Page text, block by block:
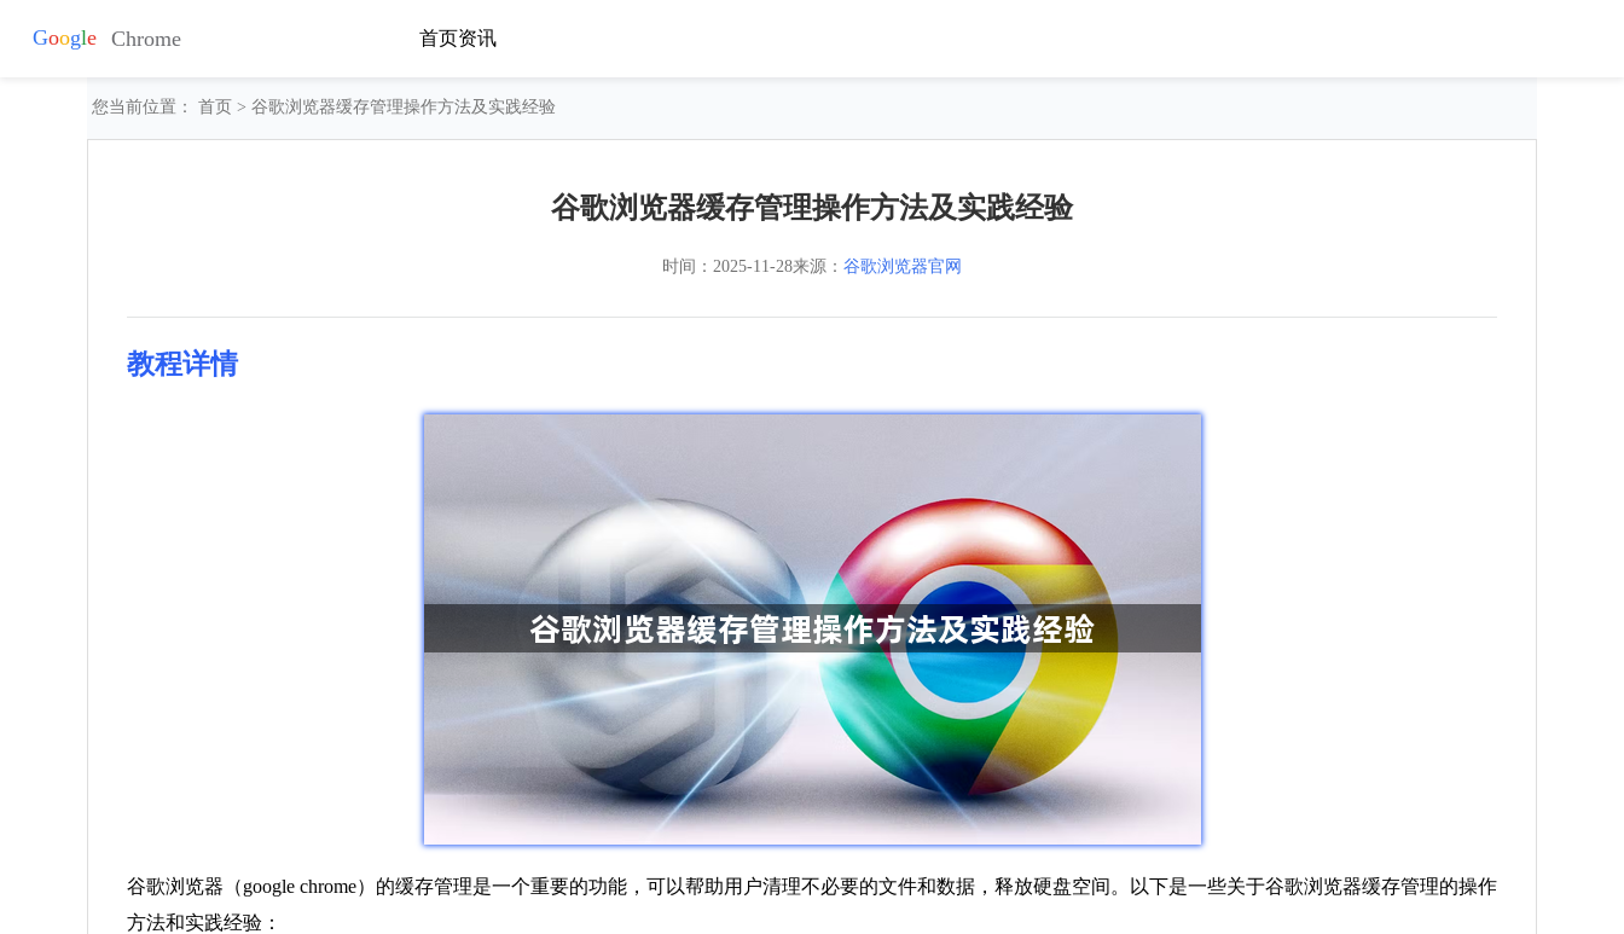
首页资讯
您当前位置： 首页 > 谷歌浏览器缓存管理操作方法及实践经验
谷歌浏览器缓存管理操作方法及实践经验
时间： 2025-11-28来源： 谷歌浏览器官网
教程详情
谷歌浏览器（google chrome）的缓存管理是一个重要的功能，可以帮助用户清理不必要的文件和数据，释放硬盘空间。以下是一些关于谷歌浏览器缓存管理的操作
方法和实践经验：